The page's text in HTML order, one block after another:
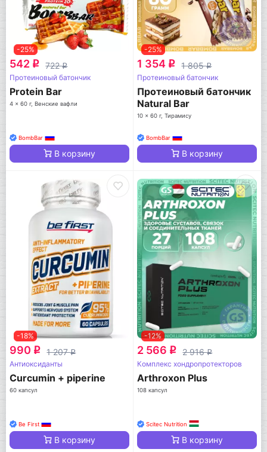
-25%
542 q 722q
Протеиновый батончик
Protein Bar
4 x 60 г, Венские вафли
BombBar
В корзину
-25%
1 354 q 1 805q
Протеиновый батончик
Протеиновый батончик
Natural Bar
10 x 60 г, Тирамису
BombBar
В корзину
-18%
990 q 1 207q
Антиоксиданты
Curcumin + piperine
60 капсул
Be First
В корзину
-12%
2 566 q 2 916q
Комплекс хондропротекторов
Arthroxon Plus
108 капсул
Scitec Nutrition
В корзину